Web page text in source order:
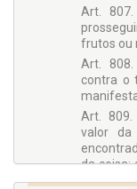
Art.
frutos ou
Art. 808.
contra o
Art. 809.
valor da
da coisa;
e dos